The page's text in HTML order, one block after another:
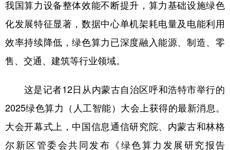
科技 科创 量子 体育
文化 书画 健康 军事
食品 人居 信息化 数字经济
学术中国 乡村振兴 银龄 溯源中国
我国算力设备整体效能不断提升，算力基础设施绿色
化发展特征显著，数据中心单机架耗电量及电能利用
效率持续降低，绿色算力已深度融入能源、制造、零
售、交通、建筑等行业领域。
这是记者12日从内蒙古自治区呼和浩特市举行的
2025绿色算力（人工智能）大会上获得的最新消息。
大会开幕式上，中国信息通信研究院、内蒙古和林格
尔新区管委会共同发布《绿色算力发展研究报告